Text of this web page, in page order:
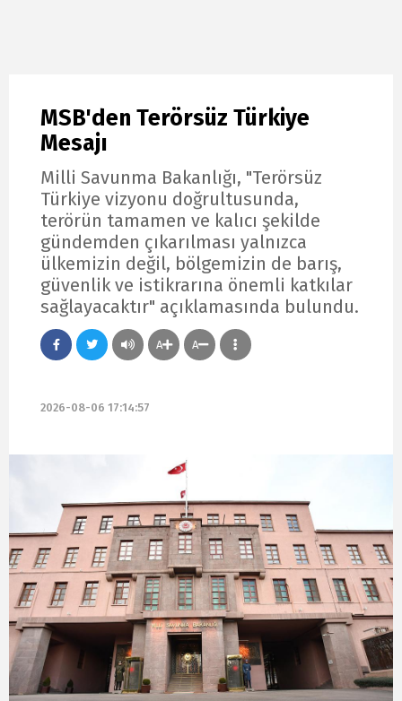
MSB'den Terörsüz Türkiye
Mesajı
Milli Savunma Bakanlığı, "Terörsüz
Türkiye vizyonu doğrultusunda,
terörün tamamen ve kalıcı şekilde
gündemden çıkarılması yalnızca
ülkemizin değil, bölgemizin de barış,
güvenlik ve istikrarına önemli katkılar
sağlayacaktır" açıklamasında bulundu.
A A
2026-08-06 17:14:57